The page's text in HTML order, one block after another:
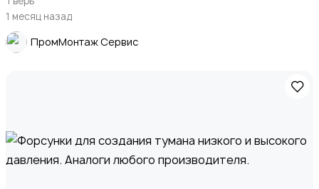
1 месяц назад
ПромМонтаж Сервис